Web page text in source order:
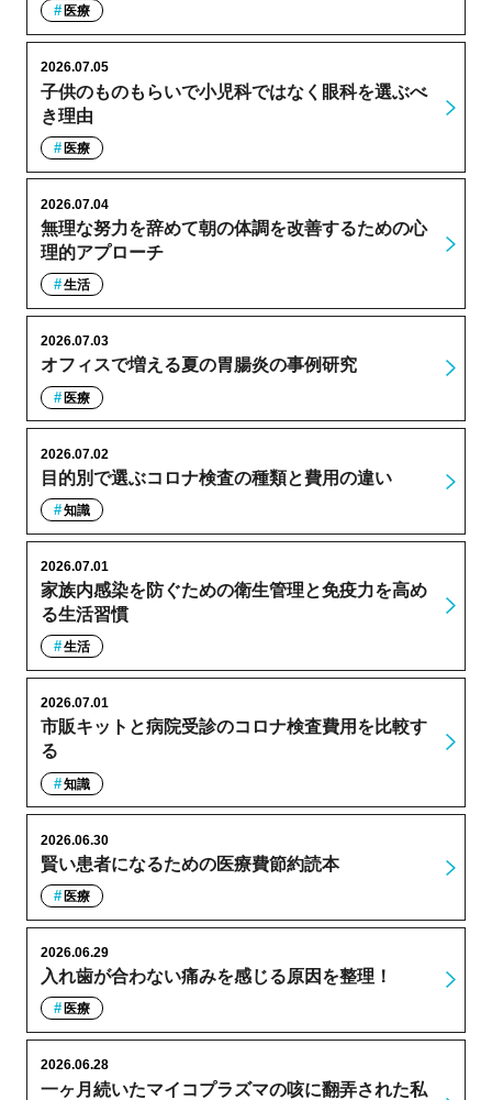
医療
子供のものもらいで小児科ではなく眼科を選ぶべ
き理由
2026.07.05
医療
無理な努力を辞めて朝の体調を改善するための心
理的アプローチ
2026.07.04
生活
オフィスで増える夏の胃腸炎の事例研究
2026.07.03
医療
目的別で選ぶコロナ検査の種類と費用の違い
2026.07.02
知識
家族内感染を防ぐための衛生管理と免疫力を高め
る生活習慣
2026.07.01
生活
市販キットと病院受診のコロナ検査費用を比較す
る
2026.07.01
知識
賢い患者になるための医療費節約読本
2026.06.30
医療
入れ歯が合わない痛みを感じる原因を整理！
2026.06.29
医療
一ヶ月続いたマイコプラズマの咳に翻弄された私
2026.06.28